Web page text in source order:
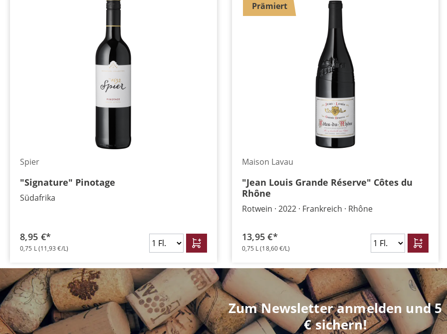
Spier
"Signature" Pinotage
Südafrika
8,95 €*
0,75 L(11,93 €/L)
Prämiert
Maison Lavau
"Jean Louis Grande Réserve" Côtes du
Rhône
Rotwein 2022 Frankreich Rhône
13,95 €*
0,75 L(18,60 €/L)
Zum Newsletter anmelden und 5
€ sichern!